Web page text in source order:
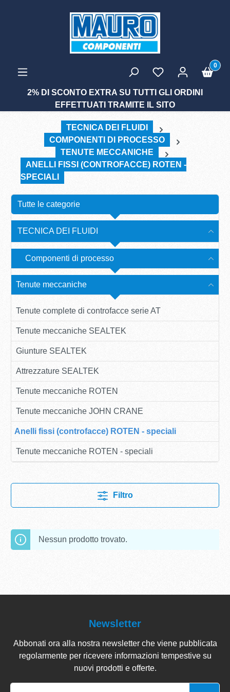
0
2% DI SCONTO EXTRA SU TUTTI GLI ORDINI
EFFETTUATI TRAMITE IL SITO
TECNICA DEI FLUIDI
COMPONENTI DI PROCESSO
TENUTE MECCANICHE
ANELLI FISSI (CONTROFACCE) ROTEN -
SPECIALI
Tutte le categorie
TECNICA DEI FLUIDI
Componenti di processo
Tenute meccaniche
Tenute complete di controfacce serie AT
Tenute meccaniche SEALTEK
Giunture SEALTEK
Attrezzature SEALTEK
Tenute meccaniche ROTEN
Tenute meccaniche JOHN CRANE
Anelli fissi (controfacce) ROTEN - speciali
Tenute meccaniche ROTEN - speciali
Filtro
Nessun prodotto trovato.
Newsletter
Abbonati ora alla nostra newsletter che viene pubblicata
regolarmente per ricevere informazioni tempestive su
nuovi prodotti e offerte.